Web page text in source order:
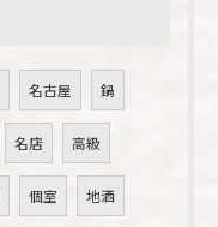
名古屋 鍋
名店 高級
個室 地酒